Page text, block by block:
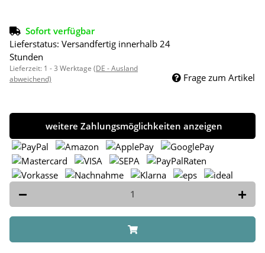
Sofort verfügbar
Lieferstatus: Versandfertig innerhalb 24
Stunden
Lieferzeit: 1 - 3 Werktage (DE - Ausland
abweichend)
Frage zum Artikel
weitere Zahlungsmöglichkeiten anzeigen